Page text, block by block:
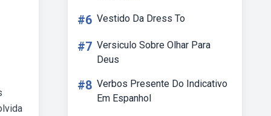
#6 Vestido Da Dress To
#7 Versiculo Sobre Olhar Para
Deus
#8 Verbos Presente Do Indicativo
Em Espanhol